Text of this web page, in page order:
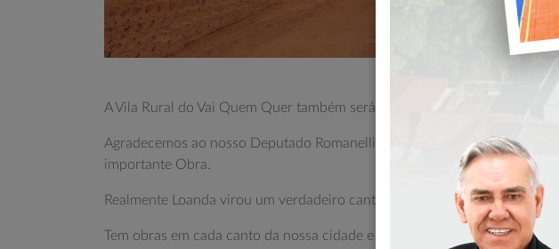
Serão
Obra,
Romanelli,
Ratinho
A Vila Rural do Vai Quem Quer também será pavimentada, pois já está
Agradecemos ao nosso Deputado Romanelli e nosso Governador Ratinho
importante Obra.
Realmente Loanda virou um verdadeiro canteiro de obras.
Tem obras em cada canto da nossa cidade e também nas áreas Rurais.